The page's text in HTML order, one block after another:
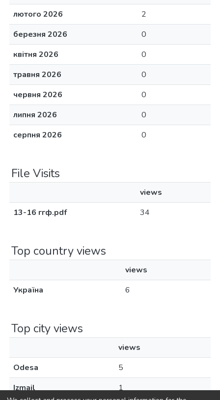
лютого 2026
2
березня 2026
0
квітня 2026
0
травня 2026
0
червня 2026
0
липня 2026
0
серпня 2026
0
File Visits
views
13-16 ггф.pdf
34
Top country views
views
Україна
6
Top city views
views
Odesa
5
Izmail
1